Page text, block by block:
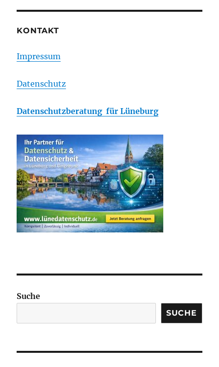
KONTAKT
Impressum
Datenschutz
Datenschutzberatung für Lüneburg
Suche
SUCHE